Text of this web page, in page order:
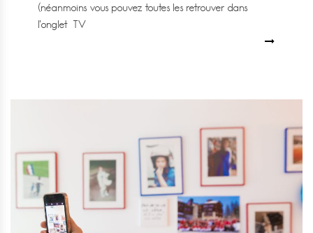
(néanmoins vous pouvez toutes les retrouver dans
l’onglet TV